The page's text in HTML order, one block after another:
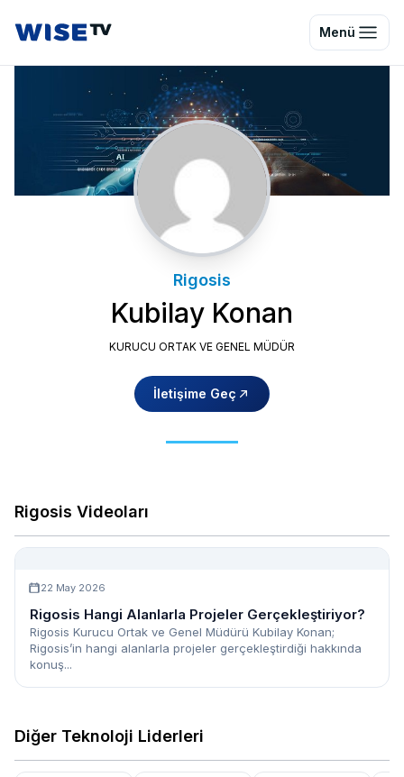
Wise TV Menü
Rigosis
Kubilay Konan
KURUCU ORTAK VE GENEL MÜDÜR
İletişime Geç
Rigosis Videoları
22 May 2026
Rigosis Hangi Alanlarla Projeler Gerçekleştiriyor?
Rigosis Kurucu Ortak ve Genel Müdürü Kubilay Konan;
Rigosis’in hangi alanlarla projeler gerçekleştirdiği hakkında
konuş...
Diğer Teknoloji Liderleri